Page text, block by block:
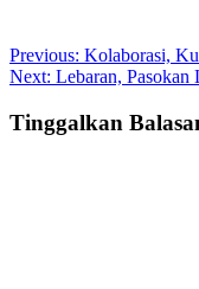
Post
navigation
Previous: Kolaborasi,
Next: Lebaran,
Tinggalkan